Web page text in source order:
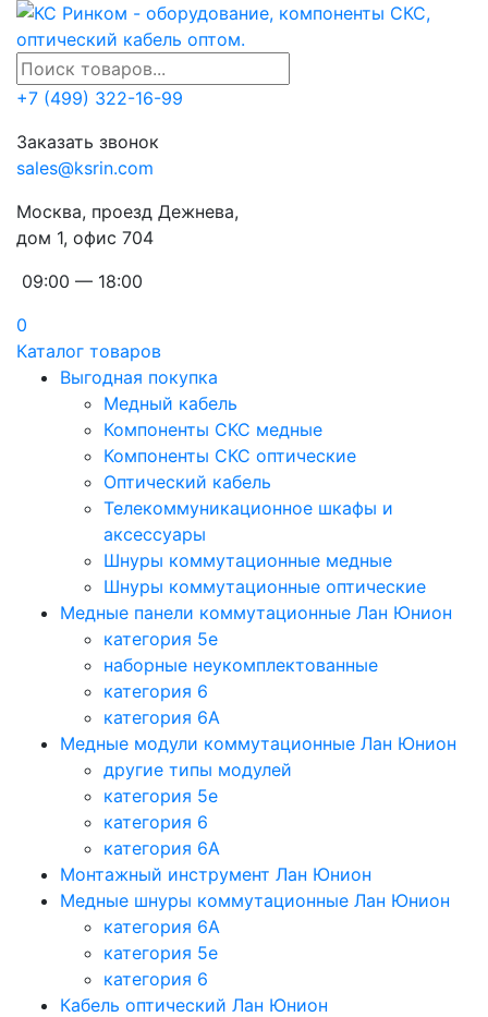
+7 (499) 322-16-99
Заказать звонок
sales@ksrin.com
Москва, проезд Дежнева,
дом 1, офис 704
09:00 — 18:00
0
Каталог товаров
Выгодная покупка
Медный кабель
Компоненты СКС медные
Компоненты СКС оптические
Оптический кабель
Телекоммуникационное шкафы и
аксессуары
Шнуры коммутационные медные
Шнуры коммутационные оптические
Медные панели коммутационные Лан Юнион
категория 5e
наборные неукомплектованные
категория 6
категория 6A
Медные модули коммутационные Лан Юнион
другие типы модулей
категория 5е
категория 6
категория 6A
Монтажный инструмент Лан Юнион
Медные шнуры коммутационные Лан Юнион
категория 6A
категория 5e
категория 6
Кабель оптический Лан Юнион